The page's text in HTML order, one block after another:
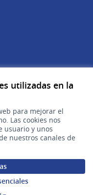
utilizadas en la
para mejorar el
Las cookies nos
usuario y unos
nuestros canales de